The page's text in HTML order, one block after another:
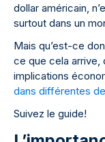
dollar américain,
surtout dans un
Mais qu’est-ce
ce que cela arrive,
implications
dans différentes
Suivez le guide!